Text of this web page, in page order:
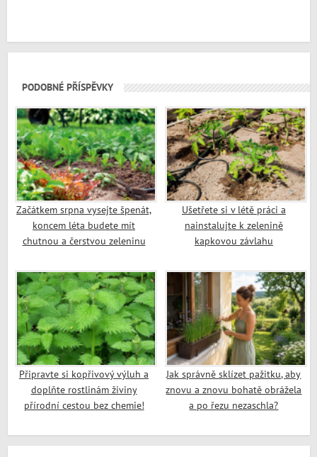
PODOBNÉ PŘÍSPĚVKY
Začátkem srpna vysejte špenát,
koncem léta budete mít
chutnou a čerstvou zeleninu
Ušetřete si v létě práci a
nainstalujte k zelenině
kapkovou závlahu
Připravte si kopřivový výluh a
doplňte rostlinám živiny
přírodní cestou bez chemie!
Jak správně sklízet pažitku, aby
znovu a znovu bohatě obrážela
a po řezu nezaschla?